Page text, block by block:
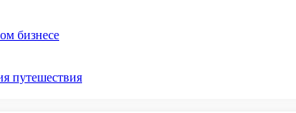
бизнесе
путешествия